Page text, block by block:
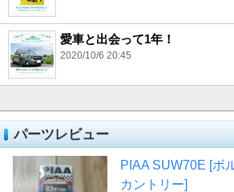
愛車と出会って1年！
2020/10/6 20:45
パーツレビュー
PIAA SUW70E [ボ
カントリー]